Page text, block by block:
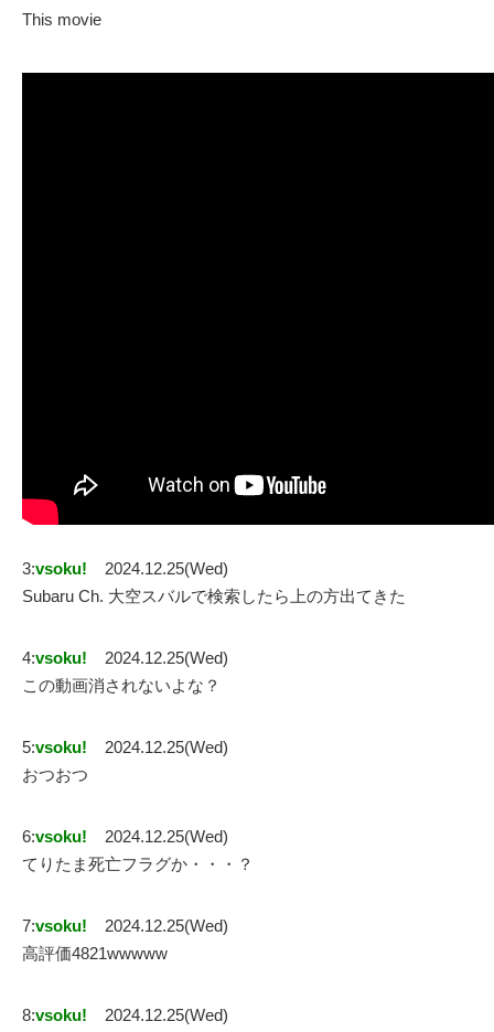
This movie
3:vsoku!
2024.12.25(Wed)
Subaru Ch. 大空スバルで検索したら上の方出てきた
4:vsoku!
2024.12.25(Wed)
この動画消されないよな？
5:vsoku!
2024.12.25(Wed)
おつおつ
6:vsoku!
2024.12.25(Wed)
てりたま死亡フラグか・・・？
7:vsoku!
2024.12.25(Wed)
高評価4821wwwww
8:vsoku!
2024.12.25(Wed)